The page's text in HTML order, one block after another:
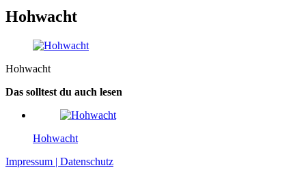
Hohwacht
Hohwacht
Das solltest du auch lesen
Hohwacht
Impressum | Datenschutz